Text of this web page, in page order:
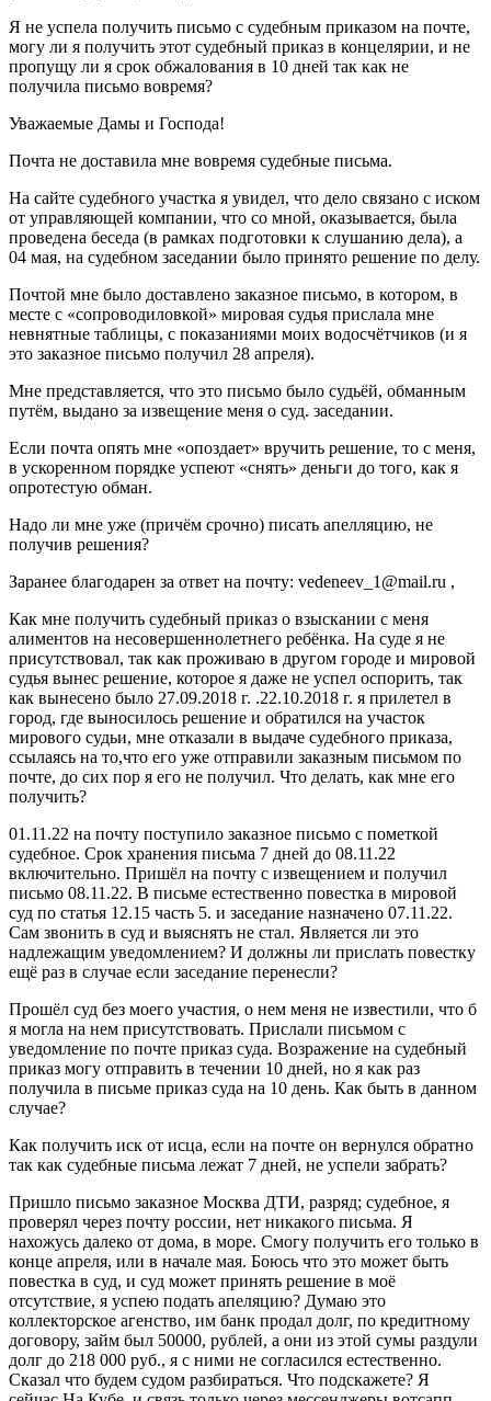
Я не успела получить письмо с судебным приказом на почте,
могу ли я получить этот судебный приказ в концелярии, и не
пропущу ли я срок обжалования в 10 дней так как не
получила письмо вовремя?
Уважаемые Дамы и Господа!
Почта не доставила мне вовремя судебные письма.
На сайте судебного участка я увидел, что дело связано с иском
от управляющей компании, что со мной, оказывается, была
проведена беседа (в рамках подготовки к слушанию дела), а
04 мая, на судебном заседании было принято решение по делу.
Почтой мне было доставлено заказное письмо, в котором, в
месте с «сопроводиловкой» мировая судья прислала мне
невнятные таблицы, с показаниями моих водосчётчиков (и я
это заказное письмо получил 28 апреля).
Мне представляется, что это письмо было судьёй, обманным
путём, выдано за извещение меня о суд. заседании.
Если почта опять мне «опоздает» вручить решение, то с меня,
в ускоренном порядке успеют «снять» деньги до того, как я
опротестую обман.
Надо ли мне уже (причём срочно) писать апелляцию, не
получив решения?
Заранее благодарен за ответ на почту: vedeneev_1@mail.ru ,
Как мне получить судебный приказ о взыскании с меня
алиментов на несовершеннолетнего ребёнка. На суде я не
присутствовал, так как проживаю в другом городе и мировой
судья вынес решение, которое я даже не успел оспорить, так
как вынесено было 27.09.2018 г. .22.10.2018 г. я прилетел в
город, где выносилось решение и обратился на участок
мирового судьи, мне отказали в выдаче судебного приказа,
ссылаясь на то,что его уже отправили заказным письмом по
почте, до сих пор я его не получил. Что делать, как мне его
получить?
01.11.22 на почту поступило заказное письмо с пометкой
судебное. Срок хранения письма 7 дней до 08.11.22
включительно. Пришёл на почту с извещением и получил
письмо 08.11.22. В письме естественно повестка в мировой
суд по статья 12.15 часть 5. и заседание назначено 07.11.22.
Сам звонить в суд и выяснять не стал. Является ли это
надлежащим уведомлением? И должны ли прислать повестку
ещё раз в случае если заседание перенесли?
Прошёл суд без моего участия, о нем меня не известили, что б
я могла на нем присутствовать. Прислали письмом с
уведомление по почте приказ суда. Возражение на судебный
приказ могу отправить в течении 10 дней, но я как раз
получила в письме приказ суда на 10 день. Как быть в данном
случае?
Как получить иск от исца, если на почте он вернулся обратно
так как судебные письма лежат 7 дней, не успели забрать?
Пришло письмо заказное Москва ДТИ, разряд; судебное, я
проверял через почту россии, нет никакого письма. Я
нахожусь далеко от дома, в море. Смогу получить его только в
конце апреля, или в начале мая. Боюсь что это может быть
повестка в суд, и суд может принять решение в моё
отсутствие, я успею подать апеляцию? Думаю это
коллекторское агенство, им банк продал долг, по кредитному
договору, займ был 50000, рублей, а они из этой сумы раздули
долг до 218 000 руб., я с ними не согласился естественно.
Сказал что будем судом разбираться. Что подскажете? Я